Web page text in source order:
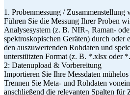
1. Probenmessung / Zusammenstellung
Führen Sie die Messung Ihrer Proben
Analysesystem (z. B. NIR-, Raman-
spektroskopischen Geräten) durch oder
den auszuwertenden Rohdaten und
unterstützten Format (z. B. *.xlsx oder
2: Datenupload & Vorbereitung
Importieren Sie Ihre Messdaten
Trennen Sie Meta- und Rohdaten
anschließend die relevanten Spalten für